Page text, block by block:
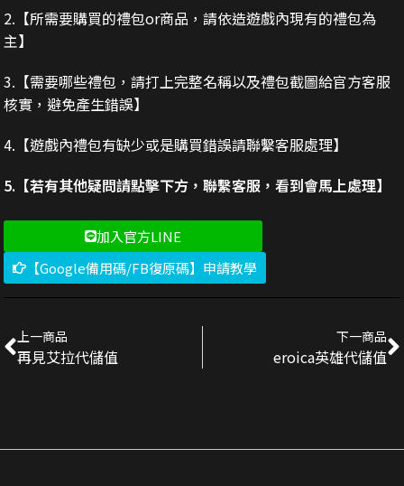
2. 【所需要購買的禮包or商品，請依造遊戲內現有的禮包為
主】
3. 【需要哪些禮包，請打上完整名稱以及禮包截圖給官方客服
核實，避免產生錯誤】
4.【遊戲內禮包有缺少或是購買錯誤請聯繫客服處理】
5.【若有其他疑問請點擊下方，聯繫客服，看到會馬上處理】
加入官方LINE
【Google備用碼/FB復原碼】申請教學
上一商品
再見艾拉代儲值
下一商品
eroica英雄代儲值